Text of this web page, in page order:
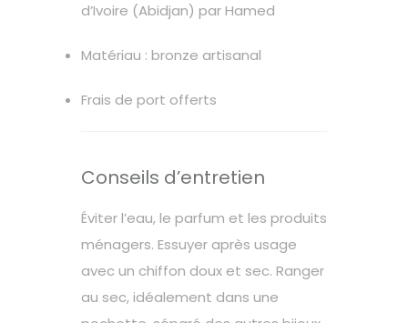
d’Ivoire (Abidjan) par Hamed
Matériau : bronze artisanal
Frais de port offerts
Conseils d’entretien
Éviter l’eau, le parfum et les produits
ménagers. Essuyer après usage
avec un chiffon doux et sec. Ranger
au sec, idéalement dans une